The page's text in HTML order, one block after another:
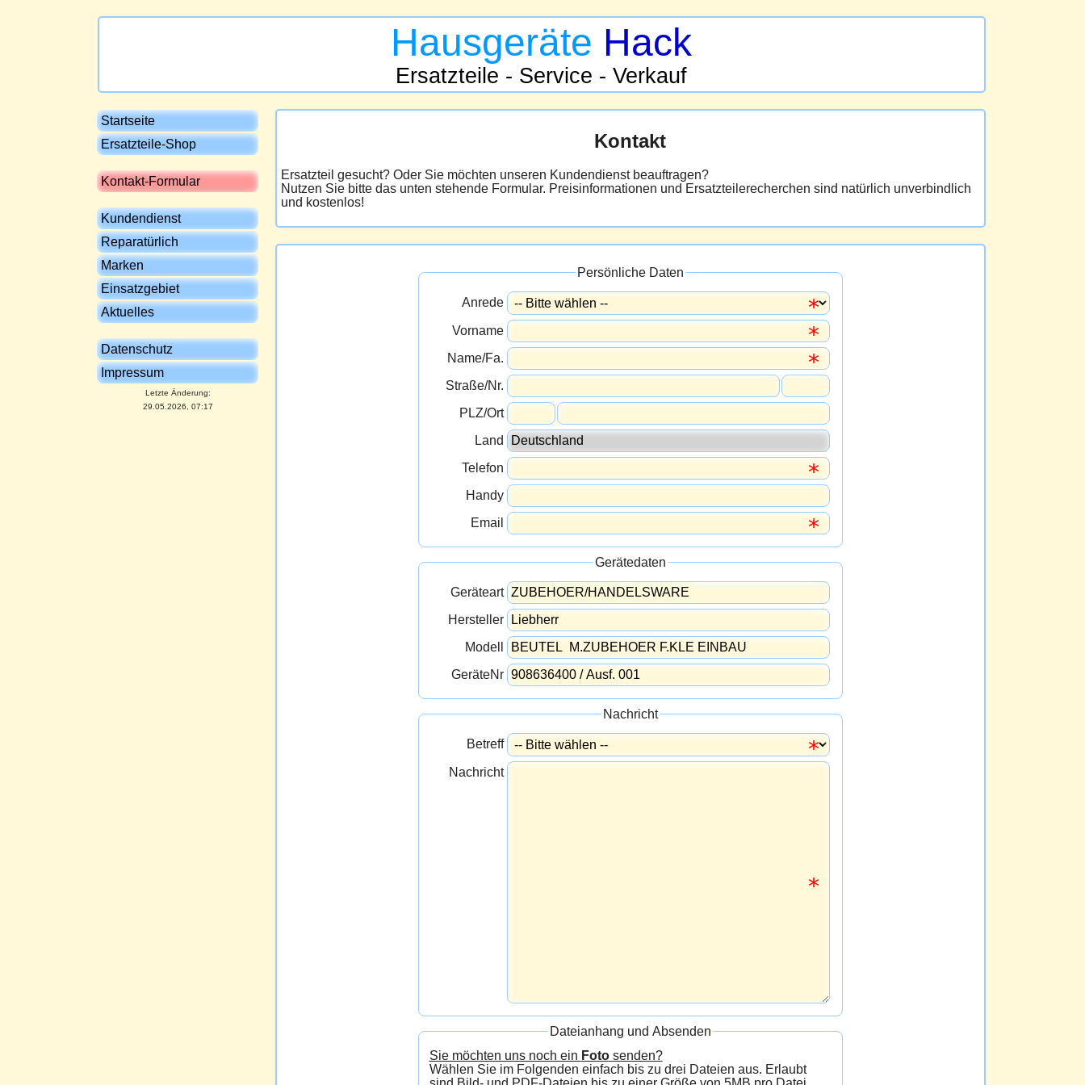
Hausgeräte Hack
Ersatzteile - Service - Verkauf
Startseite
Ersatzteile-Shop
Kontakt-Formular
Kundendienst
Reparatürlich
Marken
Einsatzgebiet
Aktuelles
Datenschutz
Impressum
Letzte Änderung:
29.05.2026, 07:17
Kontakt
Ersatzteil gesucht? Oder Sie möchten unseren Kundendienst beauftragen?
Nutzen Sie bitte das unten stehende Formular. Preisinformationen und Ersatzteilerecherchen sind natürlich unverbindlich
und kostenlos!
Persönliche Daten
Anrede
Vorname
Name/Fa.
Straße/Nr.
PLZ/Ort
Land
Telefon
Handy
Email
Gerätedaten
Geräteart
Hersteller
Modell
GeräteNr
Nachricht
Betreff
Nachricht
Dateianhang und Absenden
Sie möchten uns noch ein Fotosenden?
Wählen Sie im Folgenden einfach bis zu drei Dateien aus. Erlaubt